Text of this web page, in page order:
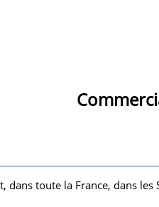
dans toute la France, dans les